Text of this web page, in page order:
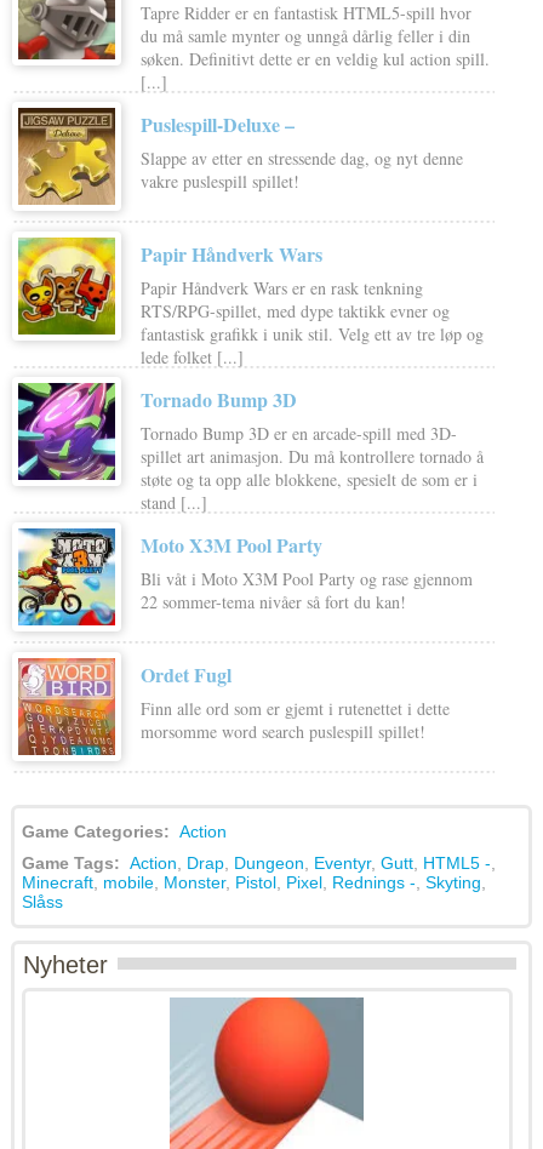
Tapre Ridder er en fantastisk HTML5-spill hvor
du må samle mynter og unngå dårlig feller i din
søken. Definitivt dette er en veldig kul action spill.
[...]
Puslespill-Deluxe –
Slappe av etter en stressende dag, og nyt denne
vakre puslespill spillet!
Papir Håndverk Wars
Papir Håndverk Wars er en rask tenkning
RTS/RPG-spillet, med dype taktikk evner og
fantastisk grafikk i unik stil. Velg ett av tre løp og
lede folket [...]
Tornado Bump 3D
Tornado Bump 3D er en arcade-spill med 3D-
spillet art animasjon. Du må kontrollere tornado å
støte og ta opp alle blokkene, spesielt de som er i
stand [...]
Moto X3M Pool Party
Bli våt i Moto X3M Pool Party og rase gjennom
22 sommer-tema nivåer så fort du kan!
Ordet Fugl
Finn alle ord som er gjemt i rutenettet i dette
morsomme word search puslespill spillet!
Game Categories: Action
Game Tags: Action Drap, Dungeon Eventyr, Gutt, HTML5 -
Minecraft, mobile, Monster, Pistol, Pixel, Rednings - Skyting
Slåss
Nyheter